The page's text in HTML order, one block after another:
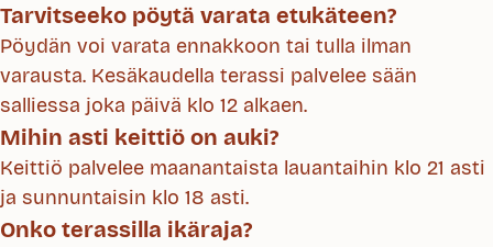
Tarvitseeko pöytä varata etukäteen?
Pöydän voi varata ennakkoon tai tulla ilman
varausta. Kesäkaudella terassi palvelee sään
salliessa joka päivä klo 12 alkaen.
Mihin asti keittiö on auki?
Keittiö palvelee maanantaista lauantaihin klo 21 asti
ja sunnuntaisin klo 18 asti.
Onko terassilla ikäraja?